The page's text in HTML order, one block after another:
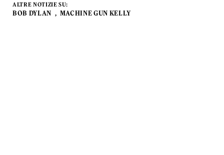
ALTRE NOTIZIE SU:
BOB DYLAN MACHINE GUN KELLY